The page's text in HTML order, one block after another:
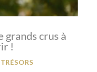
grands crus à
!